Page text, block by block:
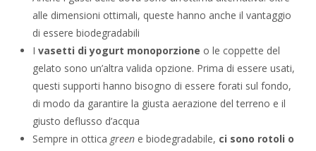
alle dimensioni ottimali, queste hanno anche il vantaggio
di essere biodegradabili
I vasetti di yogurt monoporzione o le coppette del
gelato sono un’altra valida opzione. Prima di essere usati,
questi supporti hanno bisogno di essere forati sul fondo,
di modo da garantire la giusta aerazione del terreno e il
giusto deflusso d’acqua
Sempre in ottica greene biodegradabile, ci sono rotoli o